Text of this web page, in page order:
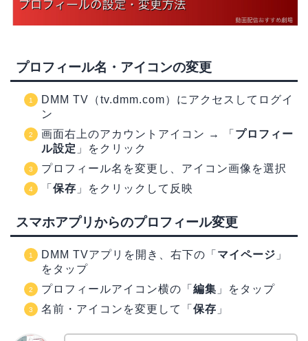
プロフィール名・アイコンの変更
DMM TV（tv.dmm.com）にアクセスしてログイ
ン
画面右上のアカウントアイコン → 「 プロフィー
ル設定 」をクリック
プロフィール名を変更し、アイコン画像を選択
「 保存 」をクリックして反映
スマホアプリからのプロフィール変更
DMM TVアプリを開き、右下の「 マイページ 」
をタップ
プロフィールアイコン横の「 編集 」をタップ
名前・アイコンを変更して「 保存 」